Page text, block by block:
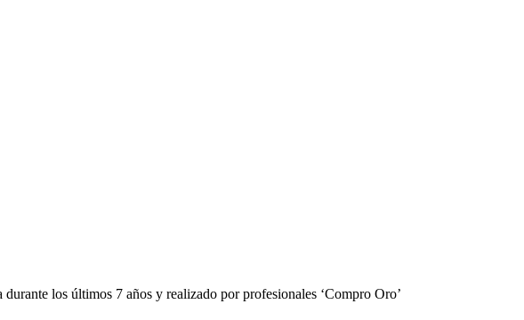
los últimos 7 años y realizado por profesionales ‘Compro Oro’